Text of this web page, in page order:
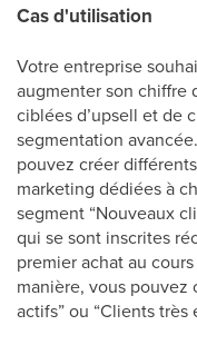
Cas d'utilisation
Votre entreprise
augmenter son chiffre
ciblées d’upsell et de
segmentation
pouvez créer
marketing dédiées à
segment “Nouveaux
qui se sont inscrites
premier achat au
manière, vous pouvez
actifs” ou “Clients très